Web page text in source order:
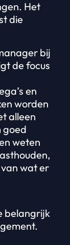
Het
die
bij
de focus
en
worden
alleen
goed
weten
wat er
belangrijk